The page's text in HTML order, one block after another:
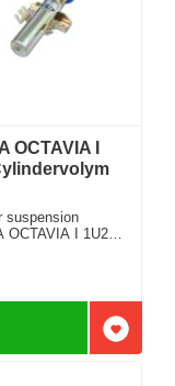
OCTAVIA I
suspension
I 1U2
Lägg